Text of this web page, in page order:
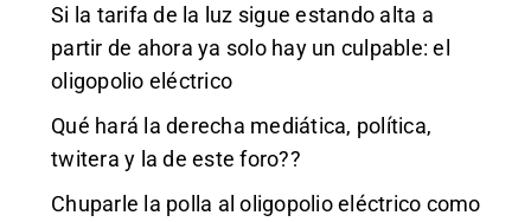
Si la tarifa de la luz sigue estando alta a
partir de ahora ya solo hay un culpable: el
oligopolio eléctrico
Qué hará la derecha mediática, política,
twitera y la de este foro??
Chuparle la polla al oligopolio eléctrico como